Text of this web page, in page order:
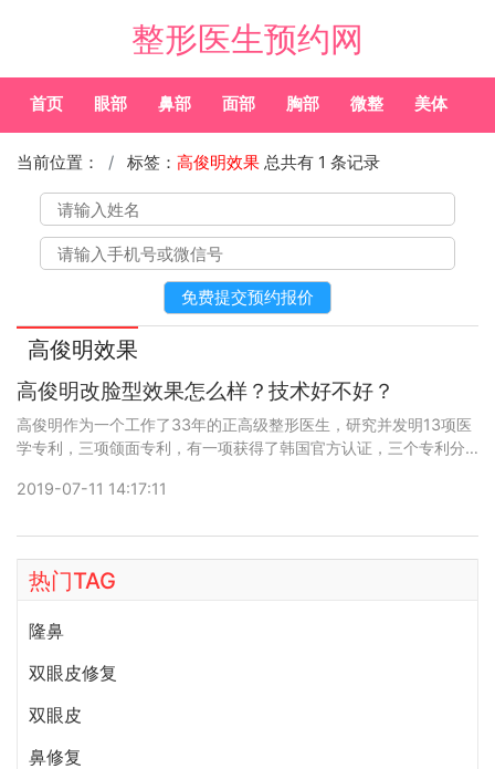
整形医生预约网
首页 眼部 鼻部 面部 胸部 微整 美体
当前位置： 标签： 高俊明效果 总共有 1 条记录
高俊明效果
高俊明改脸型效果怎么样？技术好不好？
高俊明作为一个工作了33年的正高级整形医生，研究并发明13项医
学专利，三项颌面专利，有一项获得了韩国官方认证，三个专利分
少损伤出血少，精确安全恢复快。预约热线和微信号：
2019-07-11 14:17:11
热门TAG
隆鼻
双眼皮修复
双眼皮
鼻修复